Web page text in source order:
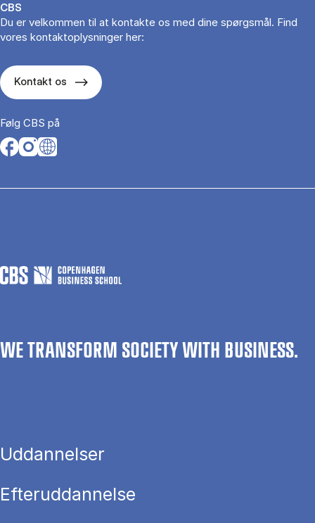
CBS
Du er velkommen til at kontakte os med dine spørgsmål. Find
vores kontaktoplysninger her:
Kontakt os
Følg CBS på
Opens in a new tab
Opens in a new tab
Opens in a new tab
WE TRANSFORM SOCIETY WITH BUSINESS.
Uddannelser
Efteruddannelse